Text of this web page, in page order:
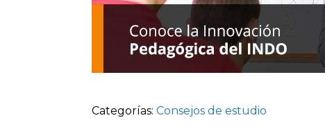
Categorías: Consejos de estudio